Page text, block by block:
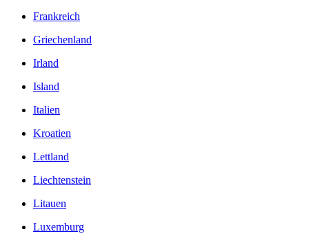
Frankreich
Griechenland
Irland
Island
Italien
Kroatien
Lettland
Liechtenstein
Litauen
Luxemburg